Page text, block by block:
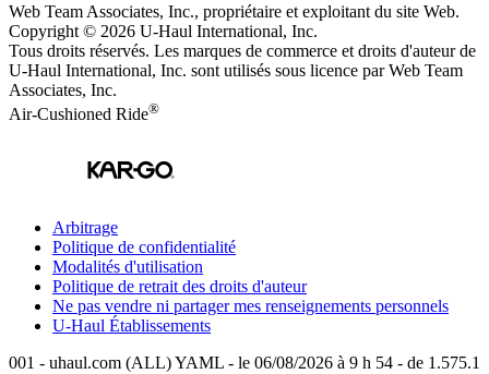
Web Team Associates, Inc., propriétaire et exploitant du site Web.
Copyright © 2026 U-Haul International, Inc.
Tous droits réservés. Les marques de commerce et droits d'auteur de
U-Haul International, Inc. sont utilisés sous licence par Web Team
Associates, Inc.
Air-Cushioned Ride®
Arbitrage
Politique de confidentialité
Modalités d'utilisation
Politique de retrait des droits d'auteur
Ne pas vendre ni partager mes renseignements personnels
U-Haul Établissements
001 - uhaul.com (ALL) YAML - le 06/08/2026 à 9 h 54 - de 1.575.1